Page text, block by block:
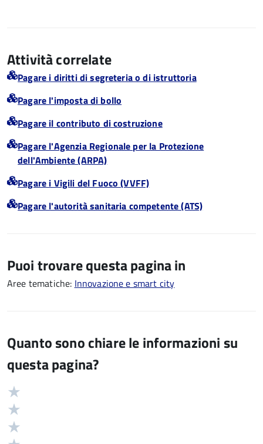
Attività correlate
Pagare i diritti di segreteria o di istruttoria
Pagare l'imposta di bollo
Pagare il contributo di costruzione
Pagare l'Agenzia Regionale per la Protezione
dell'Ambiente (ARPA)
Pagare i Vigili del Fuoco (VVFF)
Pagare l'autorità sanitaria competente (ATS)
Puoi trovare questa pagina in
Aree tematiche: Innovazione e smart city
Quanto sono chiare le informazioni su
questa pagina?
Valutazione